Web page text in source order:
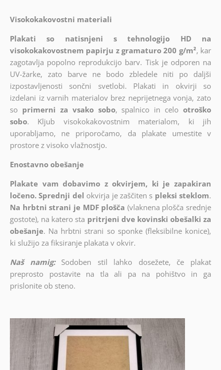
Visokokakovostni materiali
Plakati so natisnjeni s tehnologijo HD na
visokokakovostnem papirju z gramaturo 200 g/m², kar
zagotavlja popolno reprodukcijo barv. Tisk je odporen na
UV-žarke, zato barve ne bodo zbledele niti po daljši
izpostavljenosti sončni svetlobi. Plakati in okvirji so
izdelani iz varnih materialov brez neprijetnega vonja, zato
so primerni za vsako sobo, spalnico in celo otroško
sobo. Kljub visokokakovostnim materialom, ki jih
uporabljamo, ne priporočamo, da plakate umestite v
prostore z visoko vlažnostjo.
Enostavno obešanje
Plakate vam dobavimo z okvirjem, ki je zapakiran
ločeno. Sprednji del okvirja je zaščiten s pleksi steklom.
Na hrbtni strani je MDF plošča (vlaknena plošča srednje
gostote), na katero sta pritrjeni dve kovinski obešalki za
obešanje. Na hrbtni strani so sponke (fleksibilne konice),
ki služijo za fiksiranje plakata v okvir.
Naš namig:
Sodoben stil lahko dosežete, če plakat
preprosto postavite na tla ali pa na pohištvo in ga
prislonite ob steno.